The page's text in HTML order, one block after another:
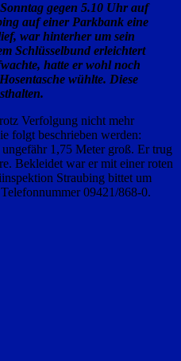
gegen 5.10 Uhr auf
auf einer Parkbank eine
war hinterher um sein
Schlüsselbund erleichtert
hatte er wohl noch
wühlte. Diese
Verfolgung nicht mehr
folgt beschrieben werden:
1,75 Meter groß. Er trug
Bekleidet war er mit einer roten
Straubing bittet um
09421/868-0.